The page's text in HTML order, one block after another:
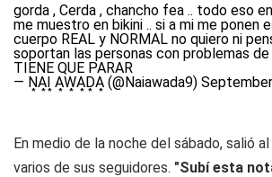
gorda , Cerda , chancho fea .. todo eso
me muestro en bikini .. si a mi me ponen
cuerpo REAL y NORMAL no quiero ni
soportan las personas con problemas de
TIENE QUE PARAR
— N͙A͙I͙ A͙W͙A͙D͙A͙ (@Naiawada9)
En medio de la noche del sábado, salió
varios de sus seguidores. "Subí esta